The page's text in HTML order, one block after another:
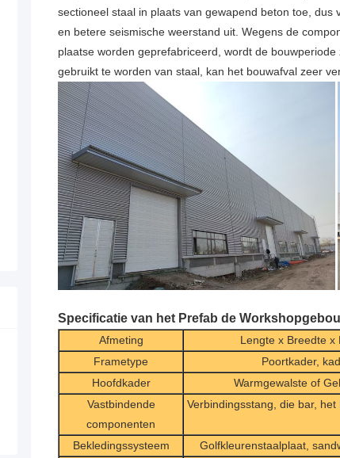
sectioneel staal in plaats van gewapend beton toe,
en betere seismische weerstand uit. Wegens de
plaatse worden geprefabriceerd, wordt de
gebruikt te worden van staal, kan het bouwafval zeer
Specificatie van het Prefab de
Afmeting
Lengte x Breedte x
Frametype
Poortkader,
Hoofdkader
Warmgewalste of
Vastbindende
componenten
Verbindingsstang, die bar,
Bekledingssysteem
Golfkleurenstaalplaat,